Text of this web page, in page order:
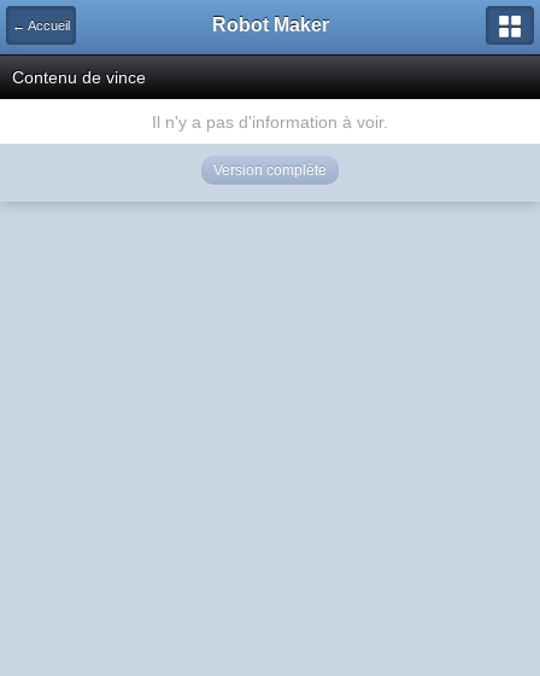
← Accueil Robot Maker
Contenu de vince
Il n'y a pas d'information à voir.
Version complète